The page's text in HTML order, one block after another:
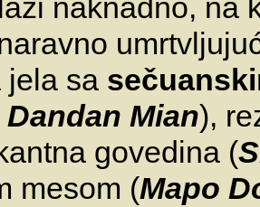
naknadno, na
jela sa
Mian),
govedina (
mesom (Mapo